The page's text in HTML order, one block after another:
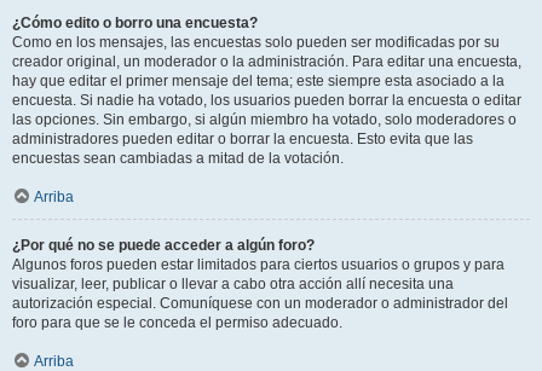
¿Cómo edito o borro una encuesta?
Como en los mensajes, las encuestas solo pueden ser modificadas por su
creador original, un moderador o la administración. Para editar una encuesta,
hay que editar el primer mensaje del tema; este siempre esta asociado a la
encuesta. Si nadie ha votado, los usuarios pueden borrar la encuesta o editar
las opciones. Sin embargo, si algún miembro ha votado, solo moderadores o
administradores pueden editar o borrar la encuesta. Esto evita que las
encuestas sean cambiadas a mitad de la votación.
Arriba
¿Por qué no se puede acceder a algún foro?
Algunos foros pueden estar limitados para ciertos usuarios o grupos y para
visualizar, leer, publicar o llevar a cabo otra acción allí necesita una
autorización especial. Comuníquese con un moderador o administrador del
foro para que se le conceda el permiso adecuado.
Arriba